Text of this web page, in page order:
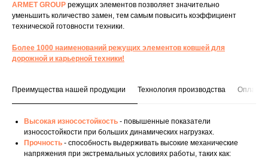
ARMET GROUP режущих элементов позволяет значительно
уменьшить количество замен, тем самым повысить коэффициент
технической готовности техники.
Более 1000 наименований режущих элементов ковшей для
дорожной и карьерной техники!
Преимущества нашей продукции Технология производства Оплата
Высокая износостойкость - повышенные показатели
износостойкости при больших динамических нагрузках.
Прочность - способность выдерживать высокие механические
напряжения при экстремальных условиях работы, таких как: